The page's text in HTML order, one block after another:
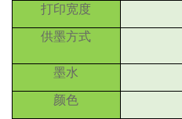
打印宽度
供墨方式
墨水
颜色